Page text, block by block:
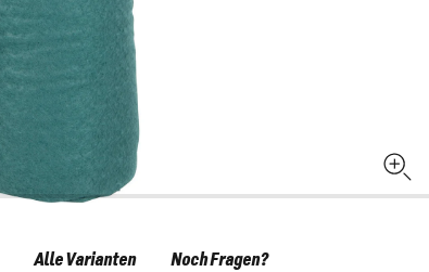
Alle Varianten Noch Fragen?